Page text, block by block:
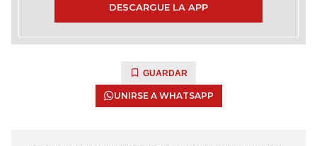
DESCARGUE LA APP
GUARDAR
UNIRSE A WHATSAPP